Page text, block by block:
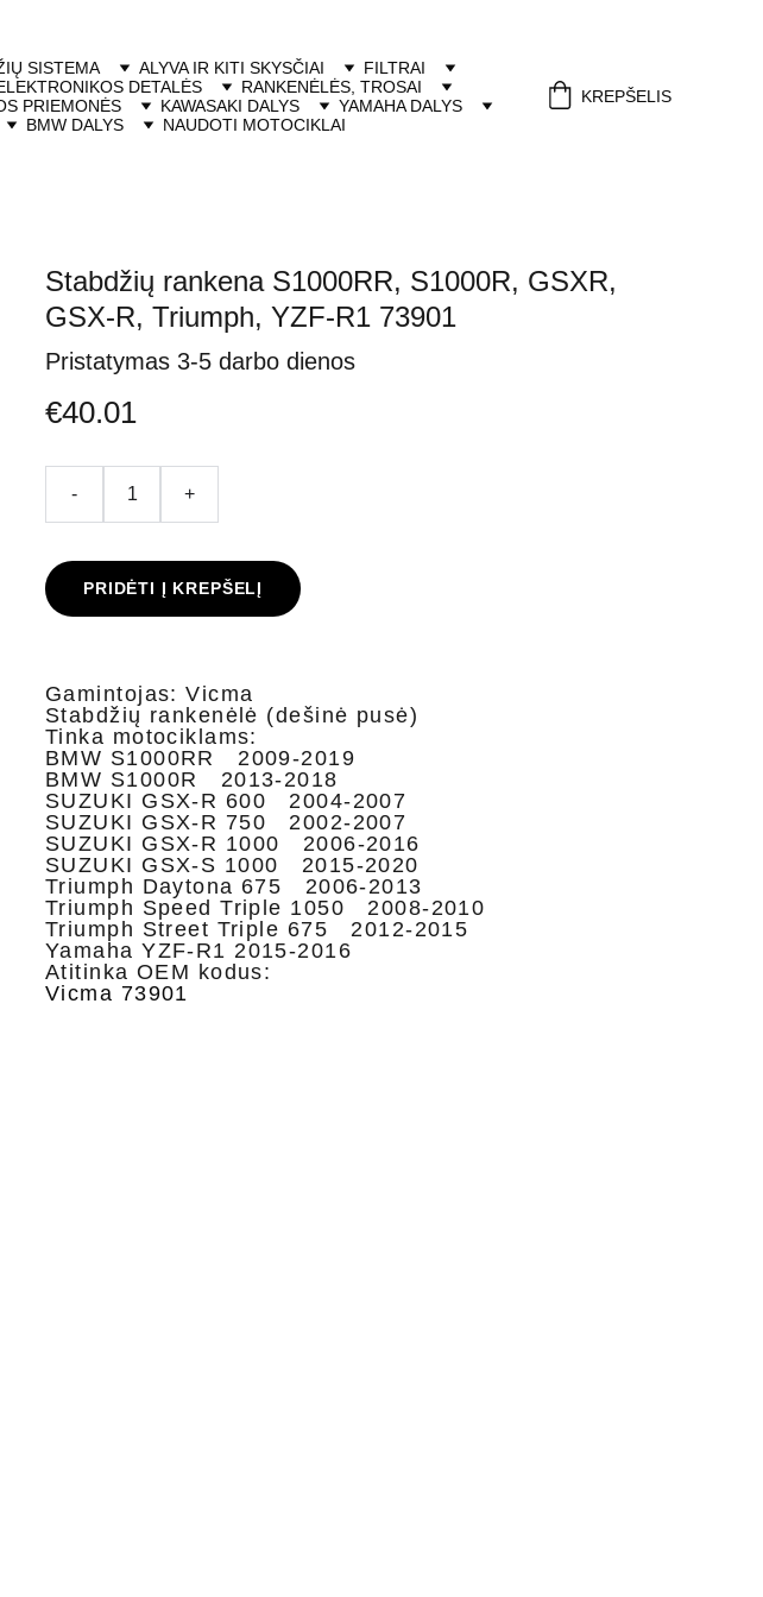
SISTEMA ALYVA IR KITI SKYSČIAI
FILTRAI
DETALĖS
RANKENĖLĖS, TROSAI
PRIEMONĖS KAWASAKI DALYS
YAMAHA DALYS
BMW DALYS NAUDOTI MOTOCIKLAI
KREPŠELIS
Stabdžių rankena S1000RR, S1000R, GSXR,
GSX-R, Triumph, YZF-R1 73901
Pristatymas 3-5 darbo dienos
€40.01
- +
PRIDĖTI Į KREPŠELĮ
Gamintojas: Vicma
Stabdžių rankenėlė (dešinė pusė)
Tinka motociklams:
BMW S1000RR 2009-2019
BMW S1000R 2013-2018
SUZUKI GSX-R 600 2004-2007
SUZUKI GSX-R 750 2002-2007
SUZUKI GSX-R 1000 2006-2016
SUZUKI GSX-S 1000 2015-2020
Triumph Daytona 675 2006-2013
Triumph Speed Triple 1050 2008-2010
Triumph Street Triple 675 2012-2015
Yamaha YZF-R1 2015-2016
Atitinka OEM kodus:
Vicma 73901